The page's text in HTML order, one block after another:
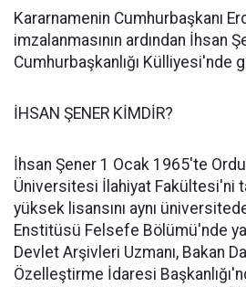
Kararnamenin Cumhurbaşkanı
imzalanmasının ardından İhsan
Cumhurbaşkanlığı Külliyesi'nde
İHSAN ŞENER KİMDİR?
İhsan Şener 1 Ocak 1965'te
Üniversitesi İlahiyat Fakültesi'ni
yüksek lisansını aynı
Enstitüsü Felsefe Bölümü'nde
Devlet Arşivleri Uzmanı, Bakan
Özelleştirme İdaresi